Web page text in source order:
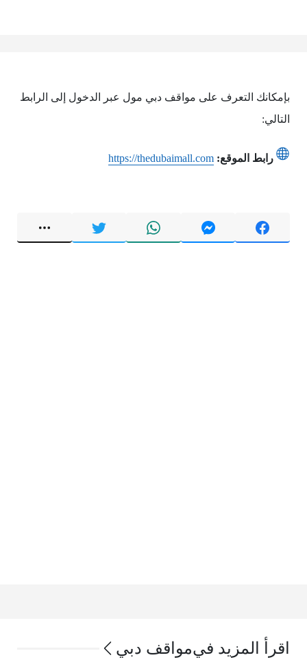
بإمكانك التعرف على مواقف دبي مول عبر الدخول إلى الرابط
التالي:
رابط الموقع: https://thedubaimall.com
اقرأ المزيد فيمواقف دبي